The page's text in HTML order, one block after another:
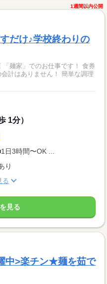
1週間以内公開
だけ♪学校終わりの
家」でのお仕事です！ 食券
計はありません！ 簡単な調理
1分）
日3時間〜OK ...
り
る
見る
中>楽チン★麺を茹で